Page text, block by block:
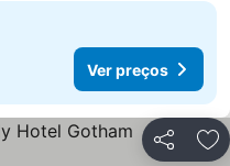
Ver preços
Partilhar